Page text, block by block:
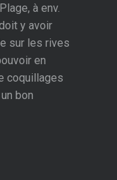
à env.
y avoir
sur les rives
en
coquillages
bon